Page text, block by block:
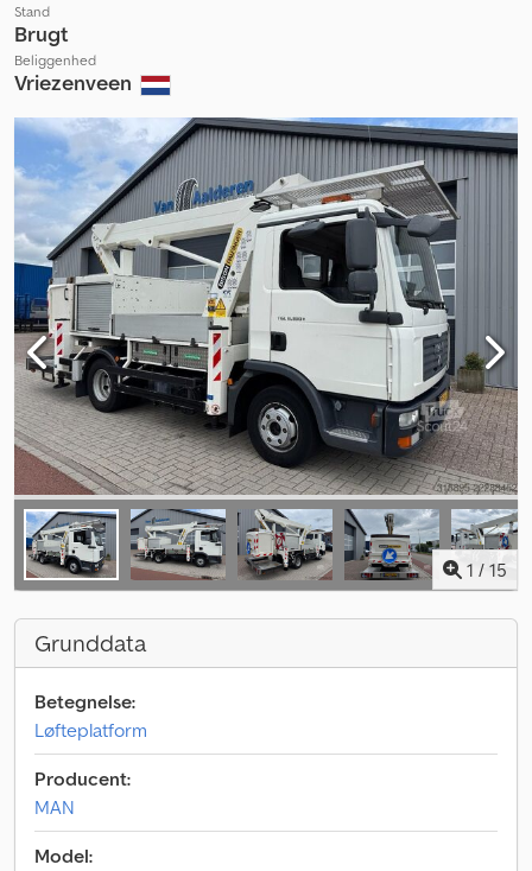
Stand
Brugt
Beliggenhed
Vriezenveen
1 / 15
Grunddata
Betegnelse:
Løfteplatform
Producent:
MAN
Model: